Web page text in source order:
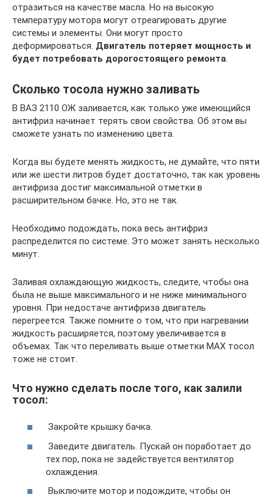
отразиться на качестве масла. Но на высокую
температуру мотора могут отреагировать другие
системы и элементы. Они могут просто
деформироваться. Двигатель потеряет мощность и
будет потребовать дорогостоящего ремонта
Сколько тосола нужно заливать
В ВАЗ 2110 ОЖ заливается, как только уже имеющийся
антифриз начинает терять свои свойства. Об этом вы
сможете узнать по изменению цвета.
Когда вы будете менять жидкость, не думайте, что пяти
или же шести литров будет достаточно, так как уровень
антифриза достиг максимальной отметки в
расширительном бачке. Но, это не так.
Необходимо подождать, пока весь антифриз
распределится по системе. Это может занять несколько
минут.
Заливая охлаждающую жидкость, следите, чтобы она
была не выше максимального и не ниже минимального
уровня. При недостаче антифриза двигатель
перегреется. Также помните о том, что при нагревании
жидкость расширяется, поэтому увеличивается в
объемах. Так что переливать выше отметки МАХ тосол
тоже не стоит.
Что нужно сделать после того, как залили
тосол:
Закройте крышку бачка.
Заведите двигатель. Пускай он поработает до
тех пор, пока не задействуется вентилятор
охлаждения.
Выключите мотор и подождите, чтобы он